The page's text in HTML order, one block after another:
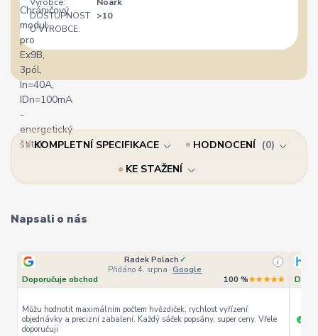
DOSTUPNOST
U VÝROBCE:
>10
KOMPLETNÍ SPECIFIKACE HODNOCENÍ
0
KE STAŽENÍ
Napsali o nás
Radek Polach ✓
Přidáno 4. srpna · Google
i
Doporučuje obchod 100 %★★★★★
Můžu hodnotit maximálním počtem hvězdiček, rychlost vyřízení
objednávky a precizní zabalení. Každý sáček popsány, super ceny. Vřele
doporučuji
+